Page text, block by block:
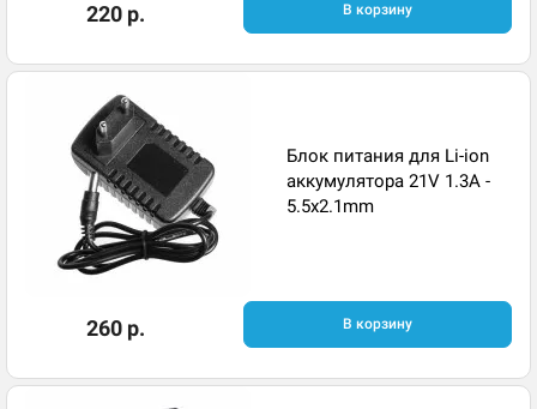
220 р. В корзину
Блок питания для Li-ion
аккумулятора 21V 1.3A -
5.5x2.1mm
260 р. В корзину